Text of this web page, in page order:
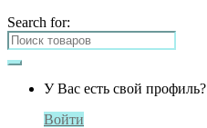
Search for:
У Вас есть свой профиль?
Войти